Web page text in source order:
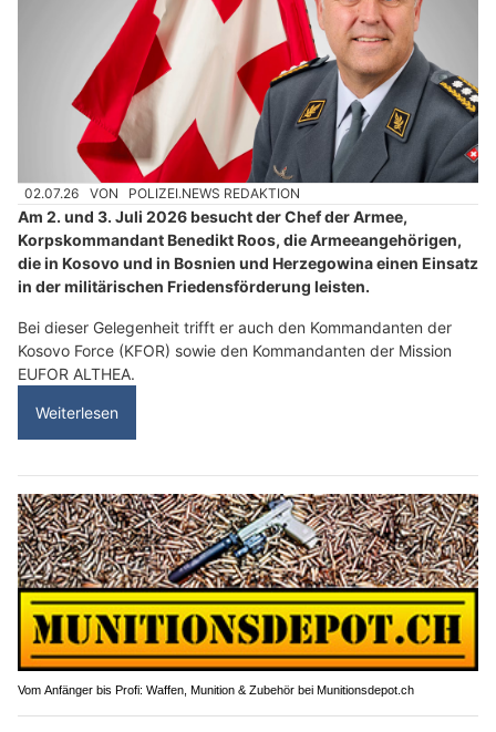
02.07.26 VON POLIZEI.NEWS REDAKTION
Am 2. und 3. Juli 2026 besucht der Chef der Armee,
Korpskommandant Benedikt Roos, die Armeeangehörigen,
die in Kosovo und in Bosnien und Herzegowina einen Einsatz
in der militärischen Friedensförderung leisten.
Bei dieser Gelegenheit trifft er auch den Kommandanten der
Kosovo Force (KFOR) sowie den Kommandanten der Mission
EUFOR ALTHEA.
Weiterlesen
Vom Anfänger bis Profi: Waffen, Munition & Zubehör bei Munitionsdepot.ch